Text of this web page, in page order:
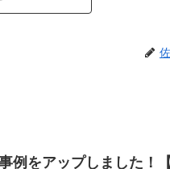
例をアップしました！